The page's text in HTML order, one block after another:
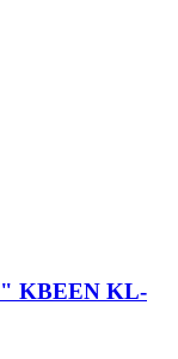
KBEEN KL-